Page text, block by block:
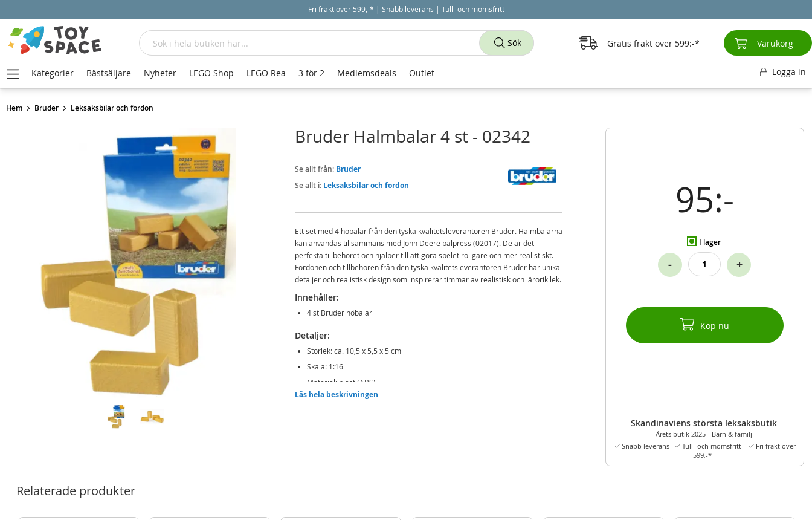
Fri frakt över 599,-* | Snabb leverans | Tull- och momsfritt
Hem Bruder Leksaksbilar och fordon
95:-
I lager
- +
Köp nu
Skandinaviens största leksaksbutik
Årets butik 2025 - Barn & familj
Snabb leverans
Tull- och momsfritt
Fri frakt över
599,-*
Bruder Halmbalar 4 st - 02342
Se allt från: Bruder
Se allt i: Leksaksbilar och fordon
Ett set med 4 höbalar från den tyska kvalitetsleverantören Bruder. Halmbalarna
kan användas tillsammans med John Deere balpress (02017). De är det
perfekta tillbehöret och hjälper till att göra spelet roligare och mer realistiskt.
Fordonen och tillbehören från den tyska kvalitetsleverantören Bruder har unika
detaljer och realistisk design som inspirerar timmar av realistisk och lärorik lek.
Innehåller:
4 st Bruder höbalar
Detaljer:
Storlek: ca. 10,5 x 5,5 x 5 cm
Skala: 1:16
Material: plast (ABS)
Ålder: från 3 år
Läs hela beskrivningen
Relaterade produkter
Sök
Sök Gratis frakt över 599:- Varukorg
Kategorier Bästsäljare Nyheter LEGO Shop LEGO Rea 3 för 2 Medlemsdeals Outlet Logga in